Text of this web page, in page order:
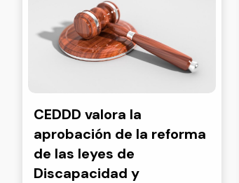
CEDDD valora la
aprobación de la reforma
de las leyes de
Discapacidad y